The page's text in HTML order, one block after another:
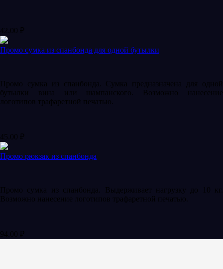
42.00 ₽
Промо сумка из спанбонда для одной бутылки
Промо сумка из спанбонда. Сумка предназначена для одной
бутылки вина или шампанского. Возможно нанесение
логотипов трафаретной печатью.
45.00 ₽
Промо рюкзак из спанбонда
Промо сумка из спанбонда. Выдерживает нагрузку до 10 кг.
Возможно нанесение логотипов трафаретной печатью.
94.00 ₽